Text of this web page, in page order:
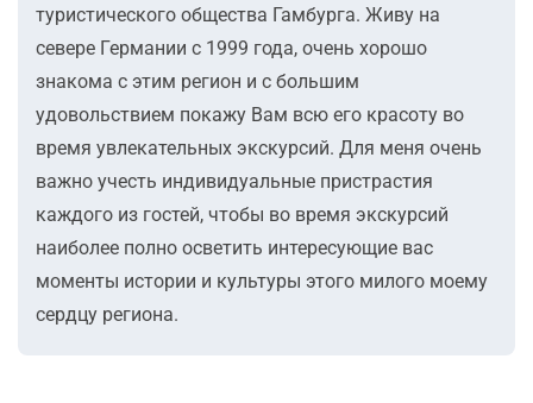
туристического общества Гамбурга. Живу на
севере Германии с 1999 года, очень хорошо
знакома с этим регион и с большим
удовольствием покажу Вам всю его красоту во
время увлекательных экскурсий. Для меня очень
важно учесть индивидуальные пристрастия
каждого из гостей, чтобы во время экскурсий
наиболее полно осветить интересующие вас
моменты истории и культуры этого милого моему
сердцу региона.